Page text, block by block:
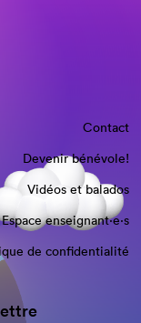
Contact
Devenir bénévole!
Vidéos et balados
Espace enseignant·e⋅s
de confidentialité